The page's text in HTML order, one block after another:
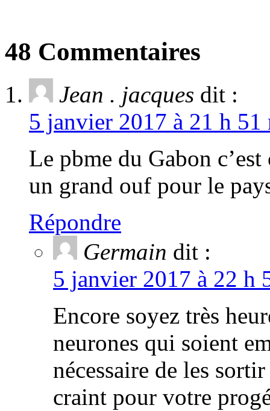
48 Commentaires
Jean . jacques dit :
5 janvier 2017 à 21 h
Le pbme du Gabon
un grand ouf pour le
Répondre
Germain dit :
5 janvier 2017 à 22 h
Encore soyez très
neurones qui soient
nécessaire de les
craint pour votre